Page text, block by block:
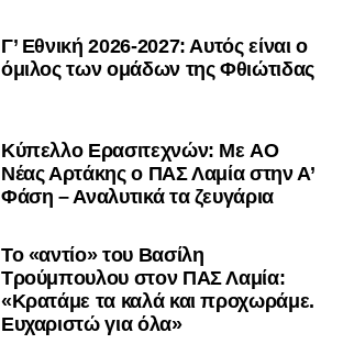
Γ’ Εθνική 2026-2027: Αυτός είναι ο
όμιλος των ομάδων της Φθιώτιδας
Kύπελλο Ερασιτεχνών: Με AO
Nέας Αρτάκης ο ΠΑΣ Λαμία στην Α’
Φάση – Αναλυτικά τα ζευγάρια
Το «αντίο» του Βασίλη
Τρούμπουλου στον ΠΑΣ Λαμία:
«Κρατάμε τα καλά και προχωράμε.
Ευχαριστώ για όλα»